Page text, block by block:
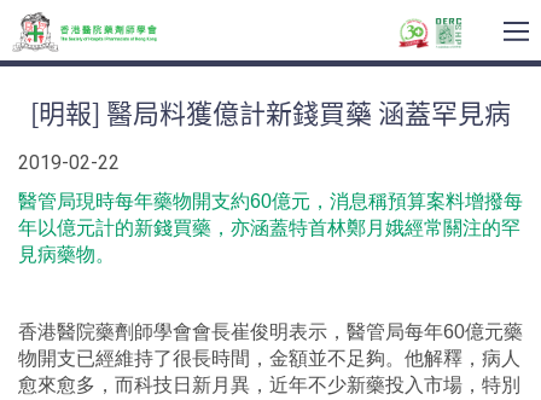
[明報] 醫局料獲億計新錢買藥 涵蓋罕見病
2019-02-22
醫管局現時每年藥物開支約60億元，消息稱預算案料增撥每
年以億元計的新錢買藥，亦涵蓋特首林鄭月娥經常關注的罕
見病藥物。
香港醫院藥劑師學會會長崔俊明表示，醫管局每年60億元藥
物開支已經維持了很長時間，金額並不足夠。他解釋，病人
愈來愈多，而科技日新月異，近年不少新藥投入市場，特別